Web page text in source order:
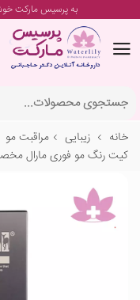
به پرسیس مارکت
خانه زیبایی مراقبت مو
کیت رنگ مو فوری مارال